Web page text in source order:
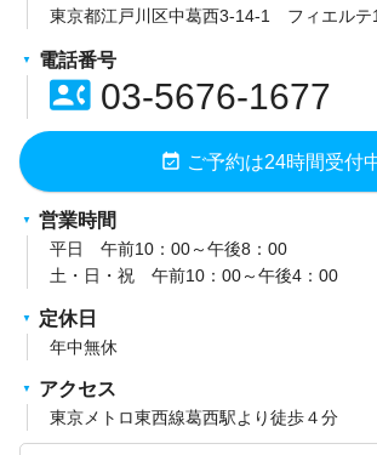
東京都江戸川区中葛西3-14-1 フィエルテ
電話番号
contact_phone03-5676-1677
event_available ご予約は24時間受付
営業時間
平日 午前10：00～午後8：00
土・日・祝 午前10：00～午後4：00
定休日
年中無休
アクセス
東京メトロ東西線葛西駅より徒歩４分